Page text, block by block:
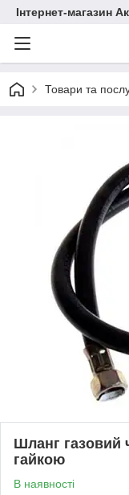
Інтернет-магазин
Товари та
Шланг газовий
гайкою
В наявності